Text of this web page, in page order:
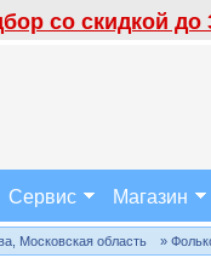
со скидкой
Сервис Магазин
Московская область »